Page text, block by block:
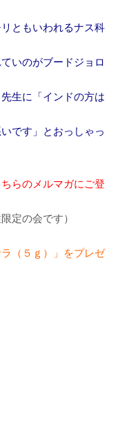
ともいわれるナス科
いのがブードジョロ
生に「インドの方は
です」とおっしゃっ
ちらのメルマガにご登
定の会です）
（５ｇ）」をプレゼ